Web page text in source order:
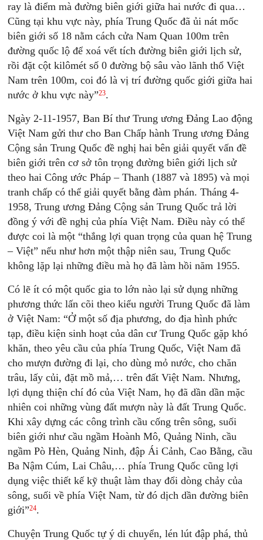
ray là điểm mà đường biên giới giữa hai nước đi qua…
Cũng tại khu vực này, phía Trung Quốc đã ủi nát mốc
biên giới số 18 nằm cách cửa Nam Quan 100m trên
đường quốc lộ để xoá vết tích đường biên giới lịch sử,
rồi đặt cột kilômét số 0 đường bộ sâu vào lãnh thổ Việt
Nam trên 100m, coi đó là vị trí đường quốc giới giữa hai
nước ở khu vực này”23.
Ngày 2-11-1957, Ban Bí thư Trung ương Đảng Lao động
Việt Nam gửi thư cho Ban Chấp hành Trung ương Đảng
Cộng sản Trung Quốc đề nghị hai bên giải quyết vấn đề
biên giới trên cơ sở tôn trọng đường biên giới lịch sử
theo hai Công ước Pháp – Thanh (1887 và 1895) và mọi
tranh chấp có thể giải quyết bằng đàm phán. Tháng 4-
1958, Trung ương Đảng Cộng sản Trung Quốc trả lời
đồng ý với đề nghị của phía Việt Nam. Điều này có thể
được coi là một “thắng lợi quan trọng của quan hệ Trung
– Việt” nếu như hơn một thập niên sau, Trung Quốc
không lặp lại những điều mà họ đã làm hồi năm 1955.
Có lẽ ít có một quốc gia to lớn nào lại sử dụng những
phương thức lấn cõi theo kiểu người Trung Quốc đã làm
ở Việt Nam: “Ở một số địa phương, do địa hình phức
tạp, điều kiện sinh hoạt của dân cư Trung Quốc gặp khó
khăn, theo yêu cầu của phía Trung Quốc, Việt Nam đã
cho mượn đường đi lại, cho dùng mỏ nước, cho chăn
trâu, lấy củi, đặt mồ mả,… trên đất Việt Nam. Nhưng,
lợi dụng thiện chí đó của Việt Nam, họ đã dần dần mặc
nhiên coi những vùng đất mượn này là đất Trung Quốc.
Khi xây dựng các công trình cầu cống trên sông, suối
biên giới như cầu ngầm Hoành Mô, Quảng Ninh, cầu
ngầm Pò Hèn, Quảng Ninh, đập Ái Cảnh, Cao Bằng, cầu
Ba Nậm Cúm, Lai Châu,… phía Trung Quốc cũng lợi
dụng việc thiết kế kỹ thuật làm thay đổi dòng chảy của
sông, suối về phía Việt Nam, từ đó dịch dần đường biên
giới”24.
Chuyện Trung Quốc tự ý di chuyển, lén lút đập phá, thủ